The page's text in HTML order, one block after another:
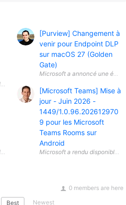
[Purview] Changement à
venir pour Endpoint DLP
sur macOS 27 (Golden
Gate)
Microsoft a annoncé une
[Microsoft Teams] Mise à
jour - Juin 2026 -
1449/1.0.96.202612970
9 pour les Microsoft
Teams Rooms sur
Android
0 members are here
Best Newest